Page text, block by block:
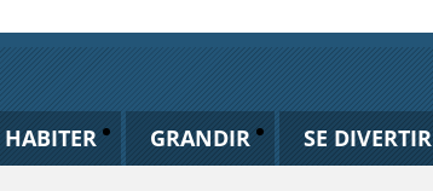
HABITER GRANDIR SE DIVERTIR